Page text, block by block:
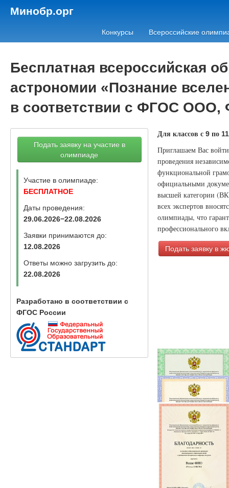
Минобр.орг
Конкурсы Всероссийские
Бесплатная всероссийская
астрономии «Познание
в соответствии с ФГОС
Подать заявку на участие в
олимпиаде
Участие в олимпиаде:
БЕСПЛАТНОЕ
Даты проведения:
29.06.2026−22.08.2026
Заявки принимаются до:
12.08.2026
Ответы можно загрузить до:
22.08.2026
Разработано в соответствии с
ФГОС России
Для классов с 9по 11
Приглашаем Вас
проведения
функциональной
официальными
высшей категории
всех экспертов
олимпиады, что
профессионального
Подать заявку в